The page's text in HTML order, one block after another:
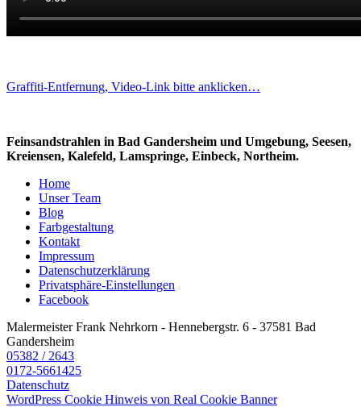
Graffiti-Entfernung, Video-Link bitte anklicken…
Feinsandstrahlen in Bad Gandersheim und Umgebung, Seesen,
Kreiensen, Kalefeld, Lamspringe, Einbeck, Northeim.
Home
Unser Team
Blog
Farbgestaltung
Kontakt
Impressum
Datenschutzerklärung
Privatsphäre-Einstellungen
Facebook
Malermeister Frank Nehrkorn - Hennebergstr. 6 - 37581 Bad
Gandersheim
05382 / 2643
0172-5661425
Datenschutz
WordPress Cookie Hinweis von Real Cookie Banner